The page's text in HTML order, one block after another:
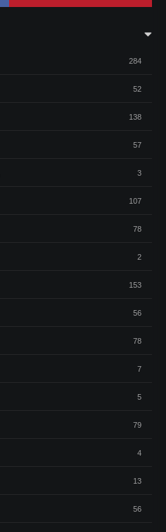
284
52
138
57
3
107
78
2
153
56
78
7
5
79
4
13
56